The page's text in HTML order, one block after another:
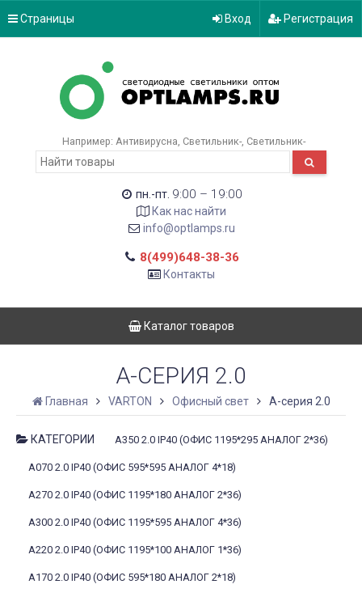
Страницы Вход Регистрация
Например: Антивирусна Светильник- Светильник-
пн.-пт. 9:00 – 19:00
Как нас найти
info@optlamps.ru
8(499)648-38-36
Контакты
Каталог товаров
A-СЕРИЯ 2.0
Главная VARTON Офисный свет A-серия 2.0
КАТЕГОРИИ А350 2.0 IP40 (ОФИС 1195*295 АНАЛОГ 2*36)
А070 2.0 IP40 (ОФИС 595*595 АНАЛОГ 4*18)
А270 2.0 IP40 (ОФИС 1195*180 АНАЛОГ 2*36)
А300 2.0 IP40 (ОФИС 1195*595 АНАЛОГ 4*36)
А220 2.0 IP40 (ОФИС 1195*100 АНАЛОГ 1*36)
А170 2.0 IP40 (ОФИС 595*180 АНАЛОГ 2*18)